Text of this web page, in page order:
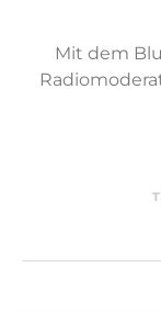
Mit dem